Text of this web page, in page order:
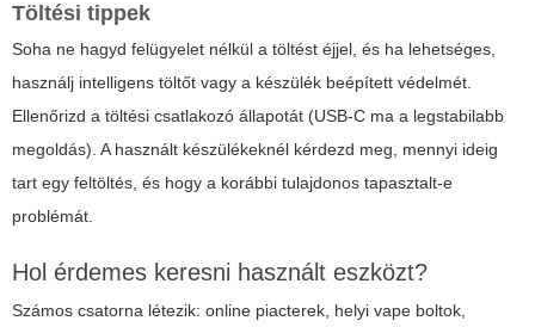
Töltési tippek
Soha ne hagyd felügyelet nélkül a töltést éjjel, és ha lehetséges,
használj intelligens töltőt vagy a készülék beépített védelmét.
Ellenőrizd a töltési csatlakozó állapotát (USB-C ma a legstabilabb
megoldás). A használt készülékeknél kérdezd meg, mennyi ideig
tart egy feltöltés, és hogy a korábbi tulajdonos tapasztalt-e
problémát.
Hol érdemes keresni használt eszközt?
Számos csatorna létezik: online piacterek, helyi vape boltok,